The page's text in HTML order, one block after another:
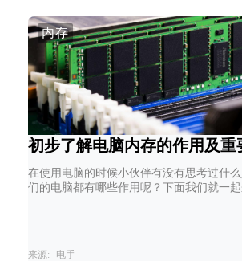
内存
初步了解电脑内存的作用及重
在使用电脑的时候小伙伴有没有思考过什
们的电脑都有哪些作用呢？下面我们就一
来源: 电手